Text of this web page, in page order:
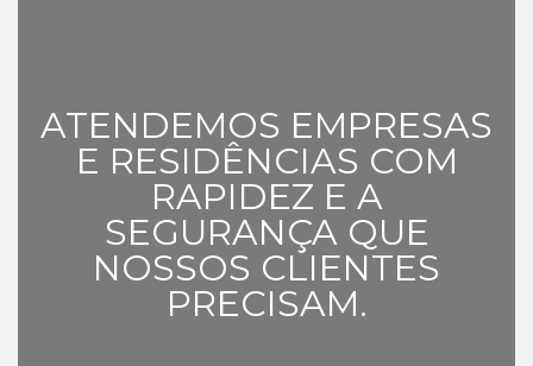
ATENDEMOS EMPRESAS
E RESIDÊNCIAS COM
RAPIDEZ E A
SEGURANÇA QUE
NOSSOS CLIENTES
PRECISAM.